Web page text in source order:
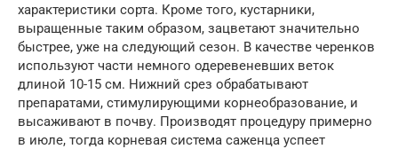
характеристики сорта. Кроме того, кустарники,
выращенные таким образом, зацветают значительно
быстрее, уже на следующий сезон. В качестве черенков
используют части немного одеревеневших веток
длиной 10-15 см. Нижний срез обрабатывают
препаратами, стимулирующими корнеобразование, и
высаживают в почву. Производят процедуру примерно
в июле, тогда корневая система саженца успеет